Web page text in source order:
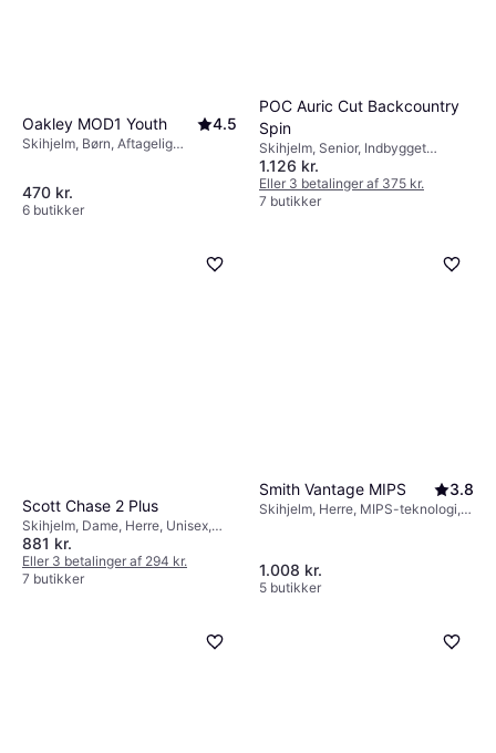
Oakley MOD1 Youth 4.5
Skihjelm, Børn, Aftagelig
470 kr.
6 butikker
POC Auric Cut Backcountry
Spin
Skihjelm, Senior, Indbygget
RECCO
1.126 kr.
Eller 3 betalinger af 375 kr.
7 butikker
Scott Chase 2 Plus
Skihjelm, Dame, Herre, Unisex,
MIPS-teknologi
881 kr.
Eller 3 betalinger af 294 kr.
7 butikker
Smith Vantage MIPS 3.8
Skihjelm, Herre, MIPS-teknologi,
1.008 kr.
5 butikker